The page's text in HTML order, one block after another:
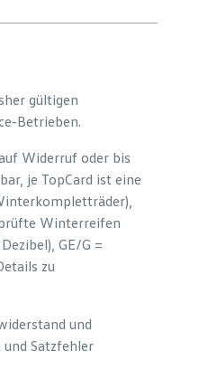
gültigen
Betrieben.
Widerruf oder bis
je TopCard ist eine
Winterreifen
GE/G =
zu
und
Satzfehler